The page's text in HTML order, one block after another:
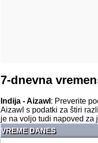
7-dnevna
Indija - Aizawl : Preverite
Aizawl s podatki za štiri
je na voljo tudi napoved za
VREME DANES